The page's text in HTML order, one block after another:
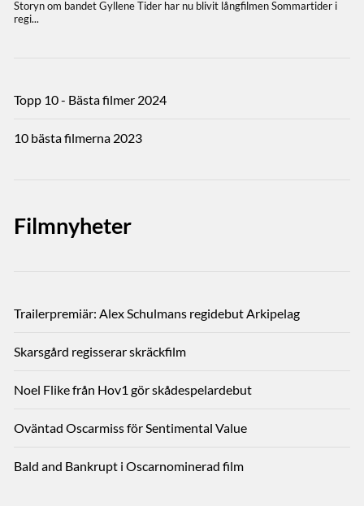
Topp 10 - Bästa filmer 2024
10 bästa filmerna 2023
Filmnyheter
Trailerpremiär: Alex Schulmans regidebut Arkipelag
Skarsgård regisserar skräckfilm
Noel Flike från Hov1 gör skådespelardebut
Oväntad Oscarmiss för Sentimental Value
Bald and Bankrupt i Oscarnominerad film